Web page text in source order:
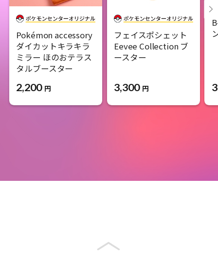
Pokémon accessory
ダイカットキラキラ
ミラー ほのおテラス
タルブースター
2,200 円
フェイスポシェット
Eevee Collection ブ
ースター
3,300 円